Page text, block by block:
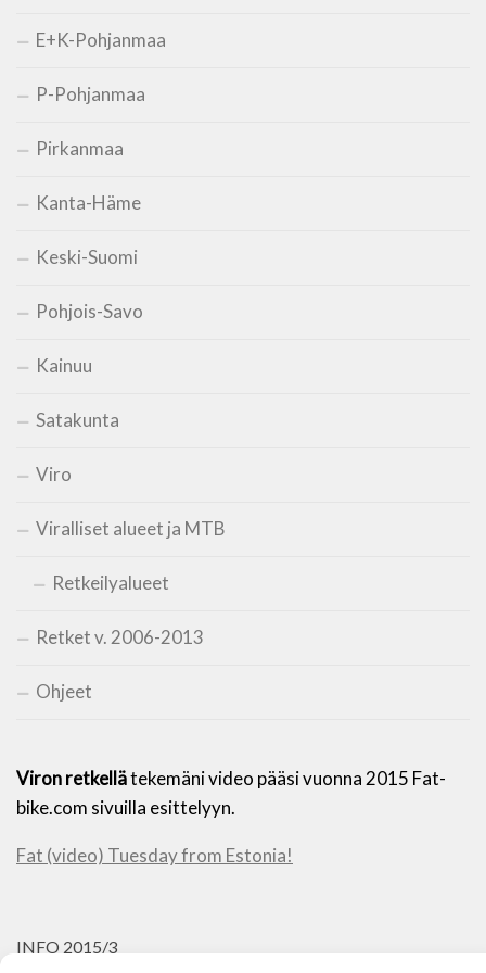
E+K-Pohjanmaa
P-Pohjanmaa
Pirkanmaa
Kanta-Häme
Keski-Suomi
Pohjois-Savo
Kainuu
Satakunta
Viro
Viralliset alueet ja MTB
Retkeilyalueet
Retket v. 2006-2013
Ohjeet
Viron retkellätekemäni video pääsi vuonna 2015 Fat-
bike.com sivuilla esittelyyn.
Fat (video) Tuesday from Estonia!
INFO 2015/3